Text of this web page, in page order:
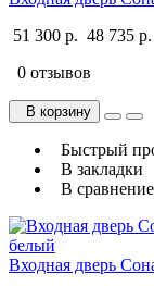
51 300 р. 48 735 р.
0 отзывов
В корзину
Быстрый
В закладки
В сравнение
Входная дверь